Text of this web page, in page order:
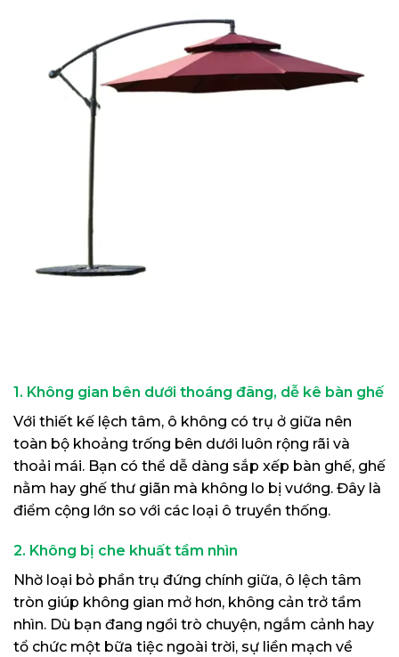
1. Không gian bên dưới thoáng đãng, dễ kê bàn ghế
Với thiết kế lệch tâm, ô không có trụ ở giữa nên
toàn bộ khoảng trống bên dưới luôn rộng rãi và
thoải mái. Bạn có thể dễ dàng sắp xếp bàn ghế, ghế
nằm hay ghế thư giãn mà không lo bị vướng. Đây là
điểm cộng lớn so với các loại ô truyền thống.
2. Không bị che khuất tầm nhìn
Nhờ loại bỏ phần trụ đứng chính giữa, ô lệch tâm
tròn giúp không gian mở hơn, không cản trở tầm
nhìn. Dù bạn đang ngồi trò chuyện, ngắm cảnh hay
tổ chức một bữa tiệc ngoài trời, sự liền mạch về